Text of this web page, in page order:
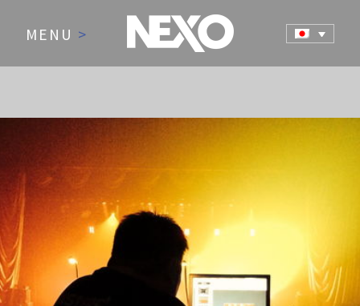
MENU >
NEWS AND EVENTS